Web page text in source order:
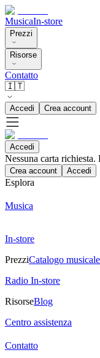
MusicaIn-store
Prezzi
Risorse
Contatto
🇮🇹
Accedi Crea account
Accedi
Nessuna carta
Crea account Accedi
Esplora
Musica
In-store
PrezziCatalogo musicale
Radio In-store
RisorseBlog
Centro assistenza
Contatto